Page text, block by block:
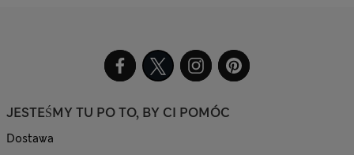
JESTEŚMY TU PO TO, BY CI POMÓC
Dostawa